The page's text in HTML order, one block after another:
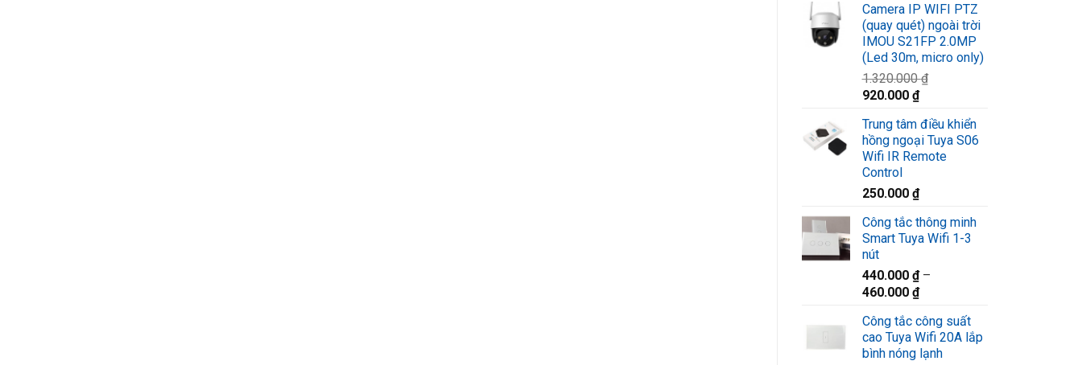
là:
1.580.000 ₫.
tại
là:
1.220.000 ₫.
Camera IP WIFI PTZ
(quay quét) ngoài trời
IMOU S21FP 2.0MP
(Led 30m, micro only)
1.320.000₫
Giá
là:
1.320.000 ₫.
920.000 ₫Giá
tại
là:
920.000 ₫.
Trung tâm điều khiển
hồng ngoại Tuya S06
Wifi IR Remote
Control
250.000 ₫
Công tắc thông minh
Smart Tuya Wifi 1-3
nút
440.000 ₫–
460.000 ₫
Công tắc công suất
cao Tuya Wifi 20A lắp
bình nóng lạnh